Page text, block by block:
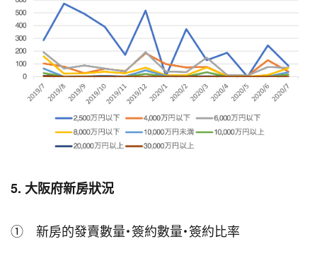
5. 大阪府新房狀況
① 新房的發賣數量・簽約數量・簽約比率